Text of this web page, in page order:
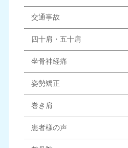
交通事故
四十肩・五十肩
坐骨神経痛
姿勢矯正
巻き肩
患者様の声